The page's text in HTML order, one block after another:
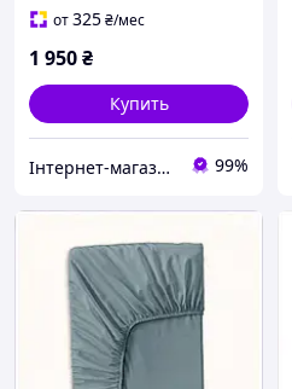
от325₴/мес
1 950₴
Купить
Інтернет-магазин SaleX 99%